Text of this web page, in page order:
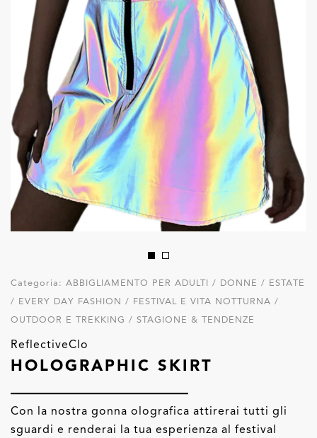
Categoria: ABBIGLIAMENTO PER ADULTI / DONNE / ESTATE
/ EVERY DAY FASHION / FESTIVAL E VITA NOTTURNA /
OUTDOOR E TREKKING / STAGIONE & TENDENZE
ReflectiveClo
HOLOGRAPHIC SKIRT
Con la nostra gonna olografica attirerai tutti gli
sguardi e renderai la tua esperienza al festival